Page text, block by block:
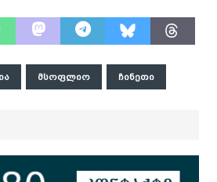
ᲛᲡᲝᲤᲚᲘᲝ ᲩᲘᲜᲔᲗᲘ